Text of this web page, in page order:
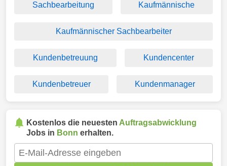
Sachbearbeitung Kaufmännische
Kaufmännischer Sachbearbeiter
Kundenbetreuung Kundencenter
Kundenbetreuer Kundenmanager
Kostenlos die neuesten Auftragsabwicklung
Jobs in Bonn erhalten.